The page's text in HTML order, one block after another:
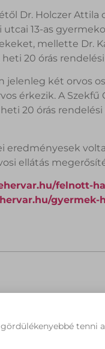
Dr. Holczer Attila
13-as
mellette Dr.
20 órás
jelenleg két orvos
érkezik. A Szekfű
20 órás
eredményesek
ellátás
felnott-
gyermek-
tenni a